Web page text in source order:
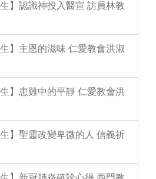
】認識神投入醫宣 訪員林教
】主恩的滋味 仁愛教會洪淑
】患難中的平靜 仁愛教會洪
】聖靈改變卑微的人 信義祈